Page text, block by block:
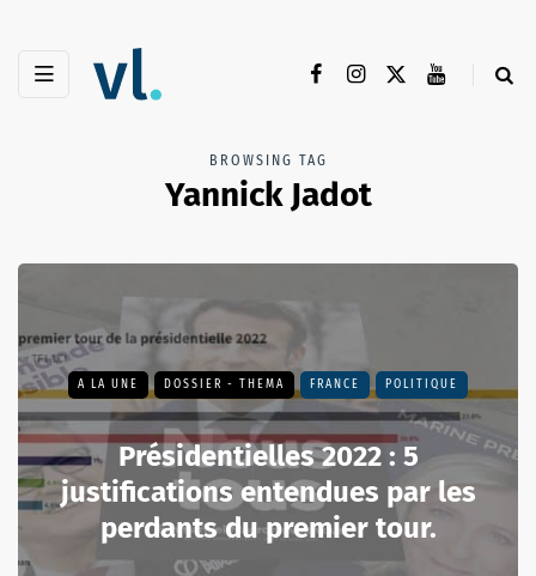
BROWSING TAG
Yannick Jadot
A LA UNE DOSSIER - THEMA FRANCE POLITIQUE
Présidentielles 2022 : 5
justifications entendues par les
perdants du premier tour.